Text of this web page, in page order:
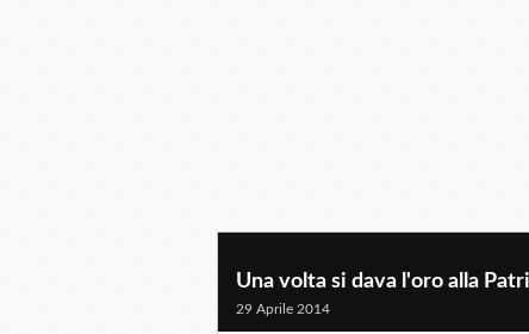
Una volta si dava l'oro alla
29 Aprile 2014